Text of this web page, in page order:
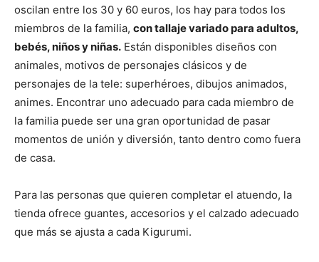
oscilan entre los 30 y 60 euros, los hay para todos los
miembros de la familia, con tallaje variado para adultos,
bebés, niños y niñas. Están disponibles diseños con
animales, motivos de personajes clásicos y de
personajes de la tele: superhéroes, dibujos animados,
animes. Encontrar uno adecuado para cada miembro de
la familia puede ser una gran oportunidad de pasar
momentos de unión y diversión, tanto dentro como fuera
de casa.
Para las personas que quieren completar el atuendo, la
tienda ofrece guantes, accesorios y el calzado adecuado
que más se ajusta a cada Kigurumi.